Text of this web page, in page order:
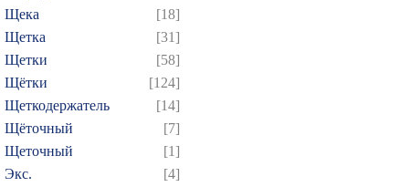
Щека
[18]
Щетка
[31]
Щетки
[58]
Щётки
[124]
Щеткодержатель
[14]
Щёточный
[7]
Щеточный
[1]
Экс.
[4]